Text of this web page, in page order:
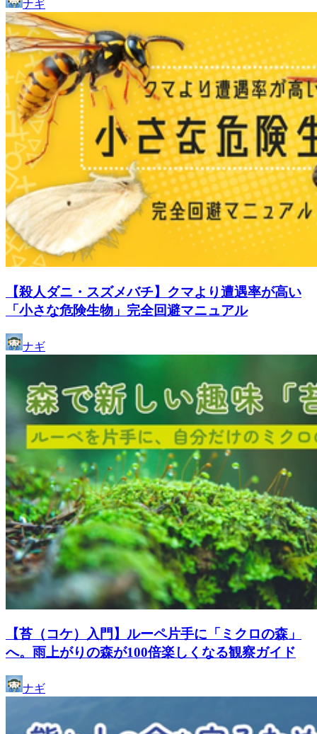
ナギ
【殺人ダニ・スズメバチ】クマより遭遇率が高い
「小さな危険生物」完全回避マニュアル
ナギ
【苔（コケ）入門】ルーペ片手に「ミクロの森」
へ。雨上がりの森が100倍楽しくなる観察ガイド
ナギ